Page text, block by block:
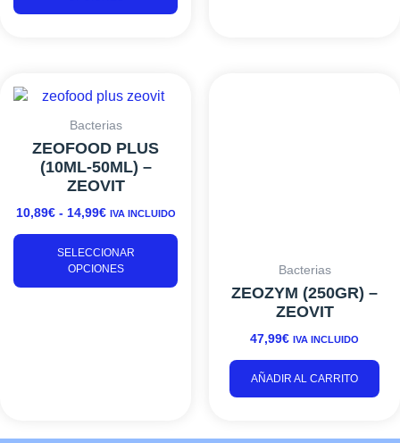
página
Bacterias
ZEOFOOD PLUS
(10ML-50ML) –
ZEOVIT
10,89€ - 14,99€
DE
PRECIOS:
10,89€
HASTA
14,99€
IVA INCLUIDO
SELECCIONAR
OPCIONES
pueden
en
Bacterias
ZEOZYM (250GR) –
ZEOVIT
47,99€ IVA INCLUIDO
AÑADIR AL CARRITO